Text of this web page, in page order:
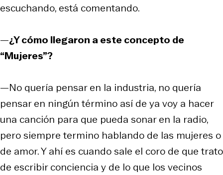
escuchando, está comentando.
—¿Y cómo llegaron a este concepto de
“Mujeres”?
—No quería pensar en la industria, no quería
pensar en ningún término así de ya voy a hacer
una canción para que pueda sonar en la radio,
pero siempre termino hablando de las mujeres o
de amor. Y ahí es cuando sale el coro de que trato
de escribir conciencia y de lo que los vecinos